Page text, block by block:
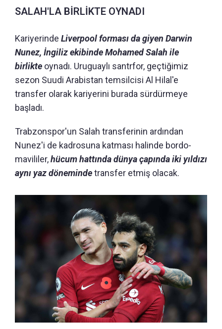
SALAH'LA BİRLİKTE OYNADI
Kariyerinde Liverpool forması da giyen Darwin
Nunez, İngiliz ekibinde Mohamed Salah ile
birlikte oynadı. Uruguaylı santrfor, geçtiğimiz
sezon Suudi Arabistan temsilcisi Al Hilal'e
transfer olarak kariyerini burada sürdürmeye
başladı.
Trabzonspor'un Salah transferinin ardından
Nunez'i de kadrosuna katması halinde bordo-
mavililer,hücum hattında dünya çapında iki yıldızı
aynı yaz dönemindetransfer etmiş olacak.